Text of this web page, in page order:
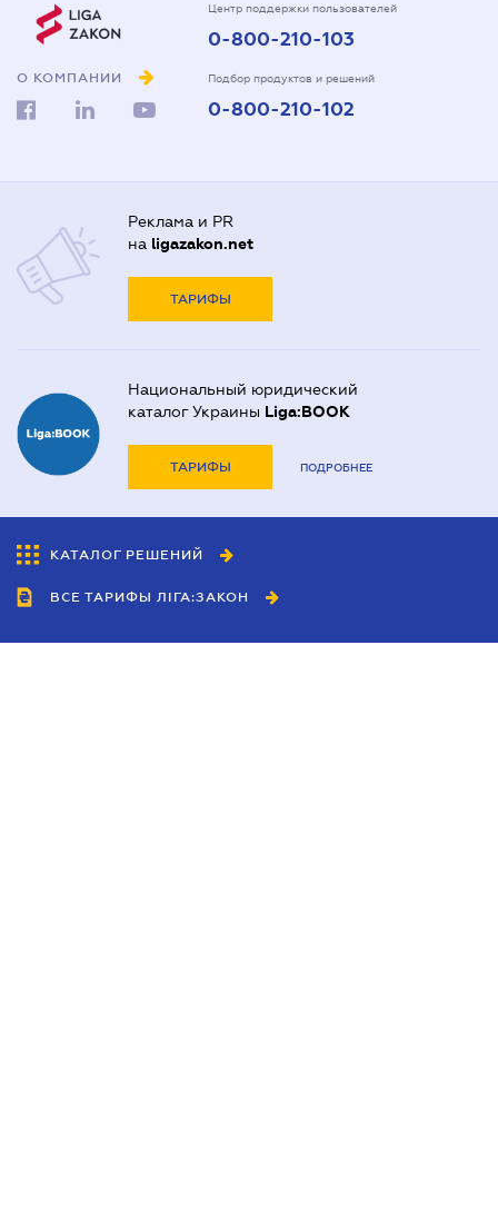
О КОМПАНИИ
Центр поддержки пользователей
0-800-210-103
Подбор продуктов и решений
0-800-210-102
Реклама и PR
на ligazakon.net
ТАРИФЫ
Национальный юридический
каталог Украины Liga:BOOK
ТАРИФЫ ПОДРОБНЕЕ
КАТАЛОГ РЕШЕНИЙ
ВСЕ ТАРИФЫ ЛІГА:ЗАКОН